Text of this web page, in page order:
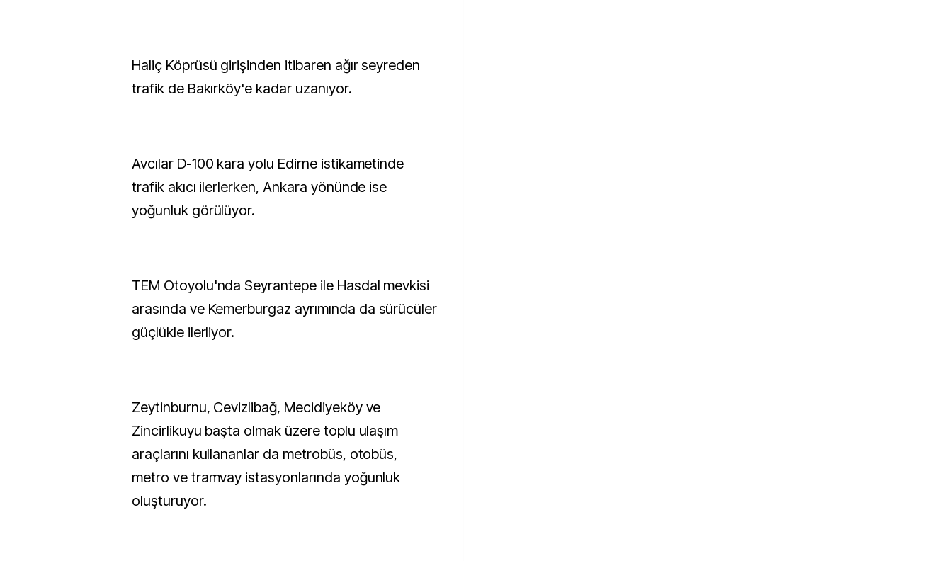
Haliç Köprüsü girişinden itibaren ağır seyreden
trafik de Bakırköy'e kadar uzanıyor.
Avcılar D-100 kara yolu Edirne istikametinde
trafik akıcı ilerlerken, Ankara yönünde ise
yoğunluk görülüyor.
TEM Otoyolu'nda Seyrantepe ile Hasdal mevkisi
arasında ve Kemerburgaz ayrımında da sürücüler
güçlükle ilerliyor.
Zeytinburnu, Cevizlibağ, Mecidiyeköy ve
Zincirlikuyu başta olmak üzere toplu ulaşım
araçlarını kullananlar da metrobüs, otobüs,
metro ve tramvay istasyonlarında yoğunluk
oluşturuyor.